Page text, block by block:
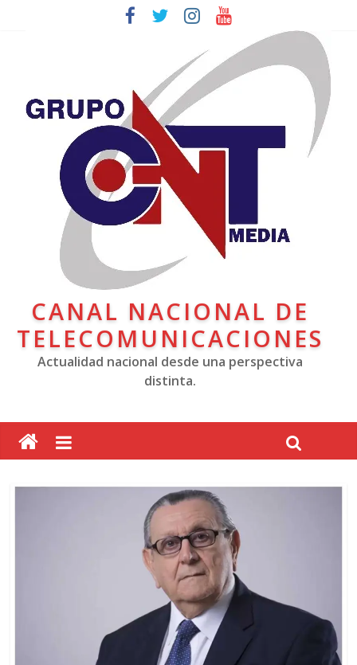
CANAL NACIONAL DE
TELECOMUNICACIONES
Actualidad nacional desde una perspectiva
distinta.